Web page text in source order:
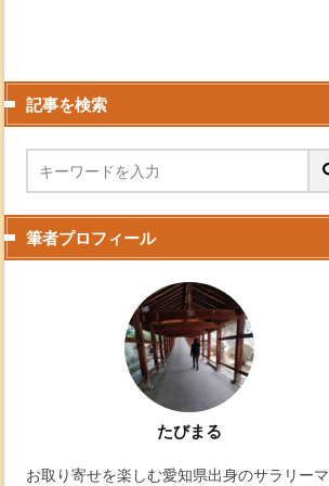
記事を検索
筆者プロフィール
たびまる
お取り寄せを楽しむ愛知県出身のサラリーマ